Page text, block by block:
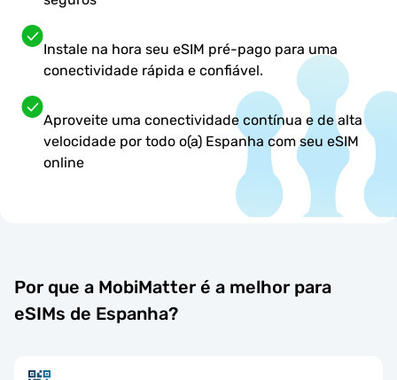
Instale na hora seu eSIM pré-pago para uma
conectividade rápida e confiável.
Aproveite uma conectividade contínua e de alta
velocidade por todo o(a) Espanha com seu eSIM
online
Por que a MobiMatter é a melhor para
eSIMs de Espanha?